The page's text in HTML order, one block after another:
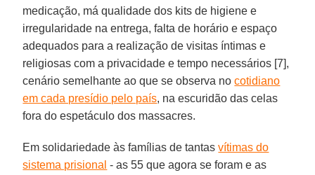
medicação, má qualidade dos kits de higiene e
irregularidade na entrega, falta de horário e espaço
adequados para a realização de visitas íntimas e
religiosas com a privacidade e tempo necessários [7],
cenário semelhante ao que se observa nocotidiano
em cada presídio pelo país, na escuridão das celas
fora do espetáculo dos massacres.
Em solidariedade às famílias de tantasvítimas do
sistema prisional - as 55 que agora se foram e as